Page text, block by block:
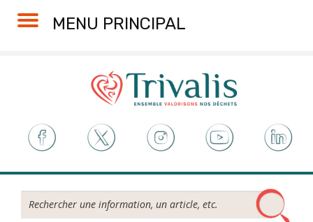
MENU PRINCIPAL
Rechercher...